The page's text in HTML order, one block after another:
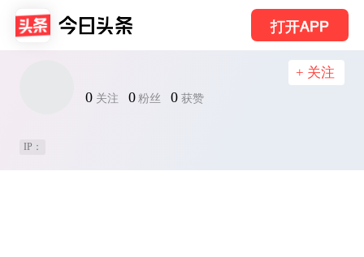
打开APP
0 关注 0 粉丝 0 获赞
+ 关注
IP：